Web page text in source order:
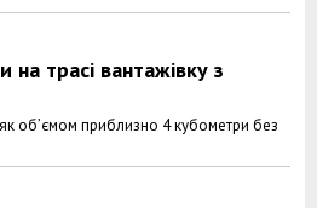
на трасі вантажівку з
об’ємом приблизно 4 кубометри без